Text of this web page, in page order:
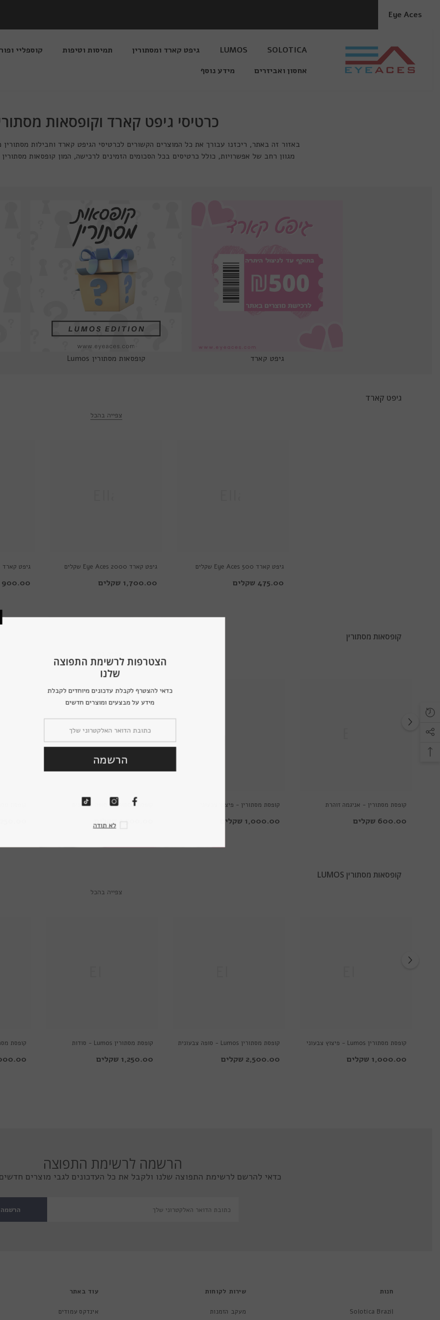
Eye Aces
SOLOTICA
LUMOS גיפט קארד ומסתורין תמיסות וטיפות
קוספליי
אחסון ואביזרים
מידע נוסף
כרטיסי גיפט קארד וקופסאות
באזור זה באתר, ריכזנו עבורך את כל המוצרים הקשורים לכרטיסי הגיפט קארד וחבילות מסתורין
מגוון רחב של אפשרויות, כולל כרטיסים בכל הסכומים הזמינים לרכישה, המון קופסאות
גיפט קארד קופסאות מסתורין Lumos
גיפט קארד
צפייה בהכל
גיפט קארד Eye Aces 500 שקלים
475.00 שקלים
גיפט קארד Eye Aces 2000 שקלים
1,700.00 שקלים
גיפט קארד Eye Aces 1000 שקלים
900.00 שקלים
קופסאות מסתורין
קופסת מסתורין - אניגמה זוהרת
600.00 שקלים
קופסת מסתורין - פיצוץ צבעוני
1,000.00 שקלים
Ella
קופסת מסתורין - סופה צבעונית
2,500.00 שקלים
קופסאות מסתורין LUMOS
צפייה בהכל
קופסת מסתורין Lumos - פיצוץ צבעוני
1,000.00 שקלים
קופסת מסתורין Lumos - סופה צבעונית
2,500.00 שקלים
קופסת מסתורין Lumos - סודות
הצבעים
1,250.00 שקלים אינסופי
2,000.00
הרשמה לרשימת התפוצה
כדאי להרשם לרשימת התפוצה שלנו ולקבל את כל העדכונים לגבי מוצרים
הרשמה
חנות
Solotica Brazil
שירות לקוחות
מעקב הזמנות
עוד באתר
אינדקס עמודים
כדאי להצטרף לקבלת